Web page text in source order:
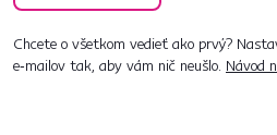
Chcete o všetkom vedieť ako prvý?
e‑mailov tak, aby vám nič neušlo. Návod